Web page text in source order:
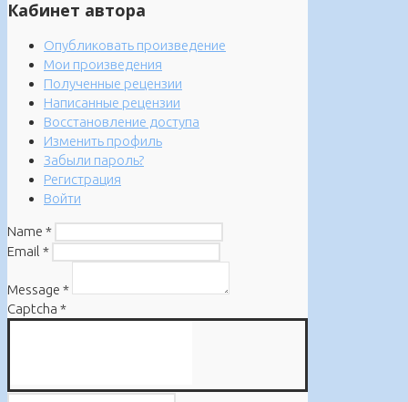
Кабинет автора
Опубликовать произведение
Мои произведения
Полученные рецензии
Написанные рецензии
Восстановление доступа
Изменить профиль
Забыли пароль?
Регистрация
Войти
Name *
Email *
Message *
Captcha *